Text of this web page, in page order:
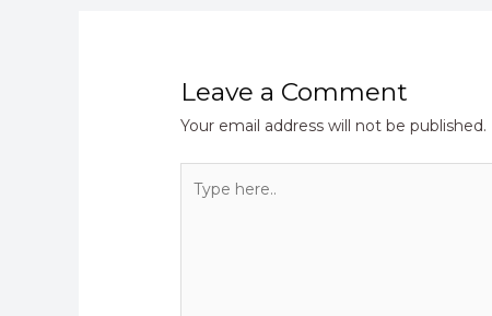
Leave a Comment
Your email address will not be published.
here..